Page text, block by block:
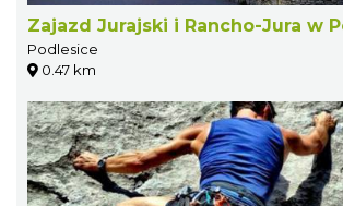
Zajazd Jurajski i Rancho-Jura w
Podlesice
0.47 km